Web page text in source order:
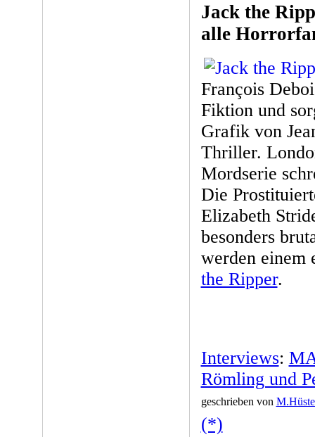
Jack the
alle
François
Fiktion und
Grafik von
Thriller.
Mordserie
Die
Elizabeth
besonders
werden einem
the Ripper.
Interviews:
Römling und
geschrieben von
(*)